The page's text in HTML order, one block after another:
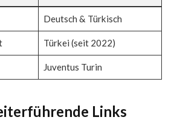
Deutsch & Türkisch
Türkei (seit 2022)
Juventus Turin
Links